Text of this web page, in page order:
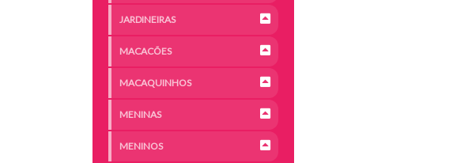
JARDINEIRAS
MACACÕES
MACAQUINHOS
MENINAS
MENINOS